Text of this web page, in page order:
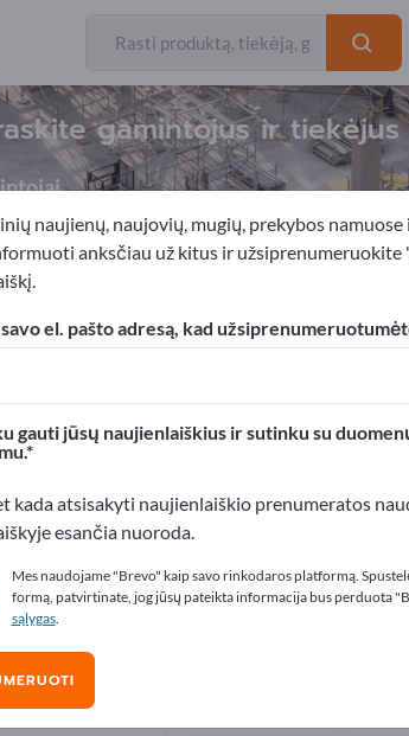
gamintojus ir tiekėjus
Kelių tiesimo technika
kontaktai >> pradėkite čia
Exportpages svetainėje.
>> publikuokite čia
ekskavatoriai tiekėjai
naujienų, naujovių, mugių, prekybos namuose
anksčiau už kitus ir užsiprenumeruokite
el. pašto adresą, kad
gauti jūsų naujienlaiškius ir sutinku su
kada atsisakyti naujienlaiškio prenumeratos
esančia nuoroda.
Mes naudojame "Brevo" kaip savo rinkodaros platformą.
formą, patvirtinate, jog jūsų pateikta informacija bus perduota
sąlygas.